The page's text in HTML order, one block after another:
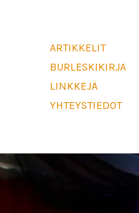
ARTIKKELIT
BURLESKIKIRJA
LINKKEJÄ
YHTEYSTIEDOT